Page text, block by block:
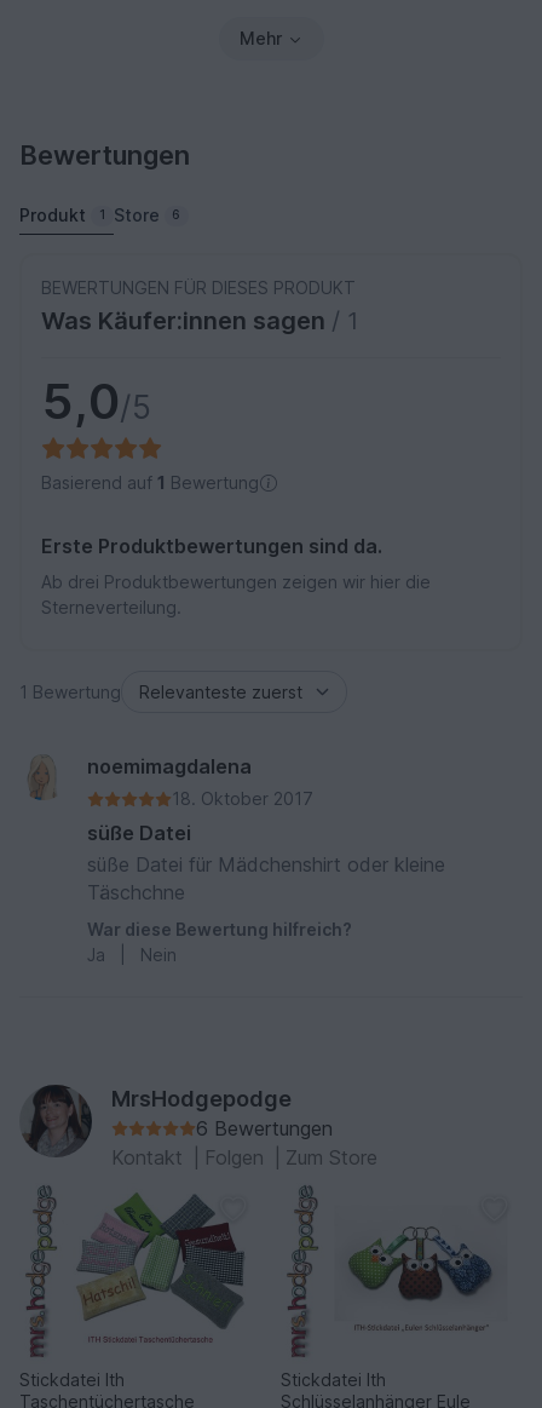
Mehr
Bewertungen
Produkt 1 Store 6
BEWERTUNGEN FÜR DIESES PRODUKT
Was Käufer:innen sagen / 1
5,0/5
Basierend auf 1 Bewertung
Erste Produktbewertungen sind da.
Ab drei Produktbewertungen zeigen wir hier die
Sterneverteilung.
1 Bewertung
noemimagdalena
18. Oktober 2017
süße Datei
süße Datei für Mädchenshirt oder kleine
Täschchne
War diese Bewertung hilfreich?
Ja
Nein
MrsHodgepodge
6 Bewertungen
Kontakt
Folgen Zum Store
Stickdatei Ith
Taschentüchertasche
Stickdatei Ith
Schlüsselanhänger Eule